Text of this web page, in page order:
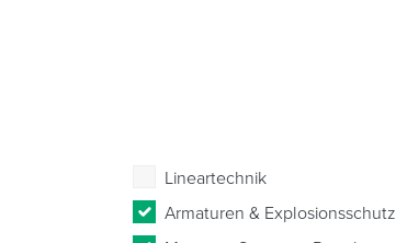
Lineartechnik
Armaturen & Explosionsschutz